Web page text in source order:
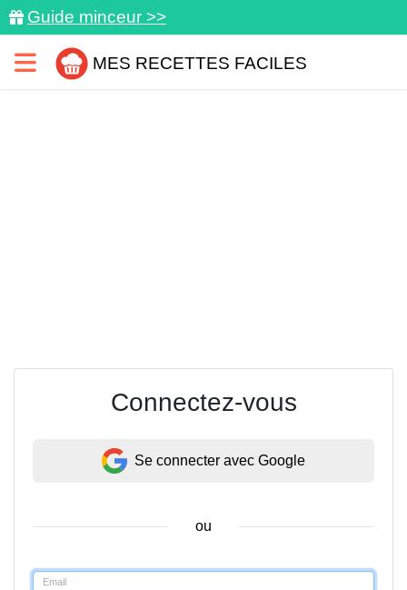
Guide minceur >>
MES RECETTES FACILES
Connectez-vous
Se connecter avec Google
ou
Email